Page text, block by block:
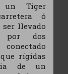
un Tiger
ó
llevado
por dos
rígidas
de un